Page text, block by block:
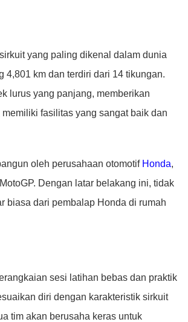
yang paling dikenal dalam dunia
4,801 km dan terdiri dari 14 tikungan.
lurus yang panjang, memberikan
fasilitas yang sangat baik dan
oleh perusahaan otomotif Honda,
Dengan latar belakang ini, tidak
biasa dari pembalap Honda di rumah
sesi latihan bebas dan praktik
diri dengan karakteristik sirkuit
tim akan berusaha keras untuk